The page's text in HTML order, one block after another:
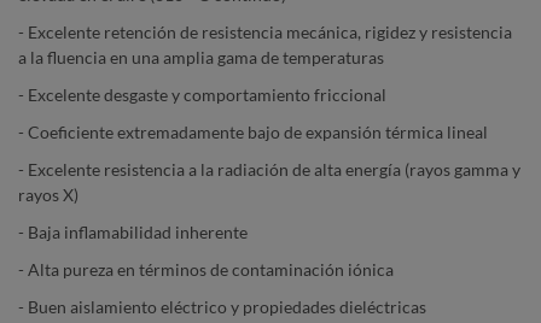
- Excelente retención de resistencia mecánica, rigidez y resistencia
a la fluencia en una amplia gama de temperaturas
- Excelente desgaste y comportamiento friccional
- Coeficiente extremadamente bajo de expansión térmica lineal
- Excelente resistencia a la radiación de alta energía (rayos gamma y
rayos X)
- Baja inflamabilidad inherente
- Alta pureza en términos de contaminación iónica
- Buen aislamiento eléctrico y propiedades dieléctricas